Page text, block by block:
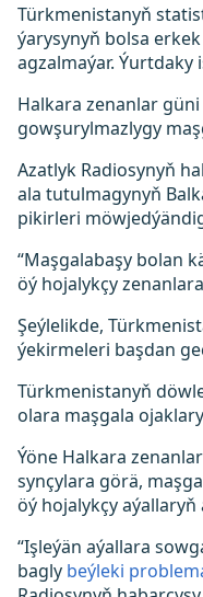
Türkmenistanyň
ýarysynyň bolsa
agzalmaýar.
Halkara zenanlar
gowşurylmazlygy
Azatlyk Radiosynyň
ala tutulmagynyň
pikirleri
“Maşgalabaşy bolan
öý hojalykçy
Şeýlelikde,
ýekirmeleri başdan
Türkmenistanyň
olara maşgala
Ýöne Halkara
synçylara görä,
öý hojalykçy
“Işleýän aýallara
bagly beýleki